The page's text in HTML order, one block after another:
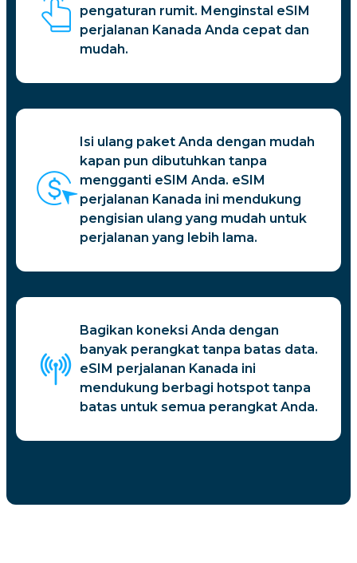
pengaturan rumit. Menginstal eSIM
perjalanan Kanada Anda cepat dan
mudah.
Isi ulang paket Anda dengan mudah
kapan pun dibutuhkan tanpa
mengganti eSIM Anda. eSIM
perjalanan Kanada ini mendukung
pengisian ulang yang mudah untuk
perjalanan yang lebih lama.
Bagikan koneksi Anda dengan
banyak perangkat tanpa batas data.
eSIM perjalanan Kanada ini
mendukung berbagi hotspot tanpa
batas untuk semua perangkat Anda.